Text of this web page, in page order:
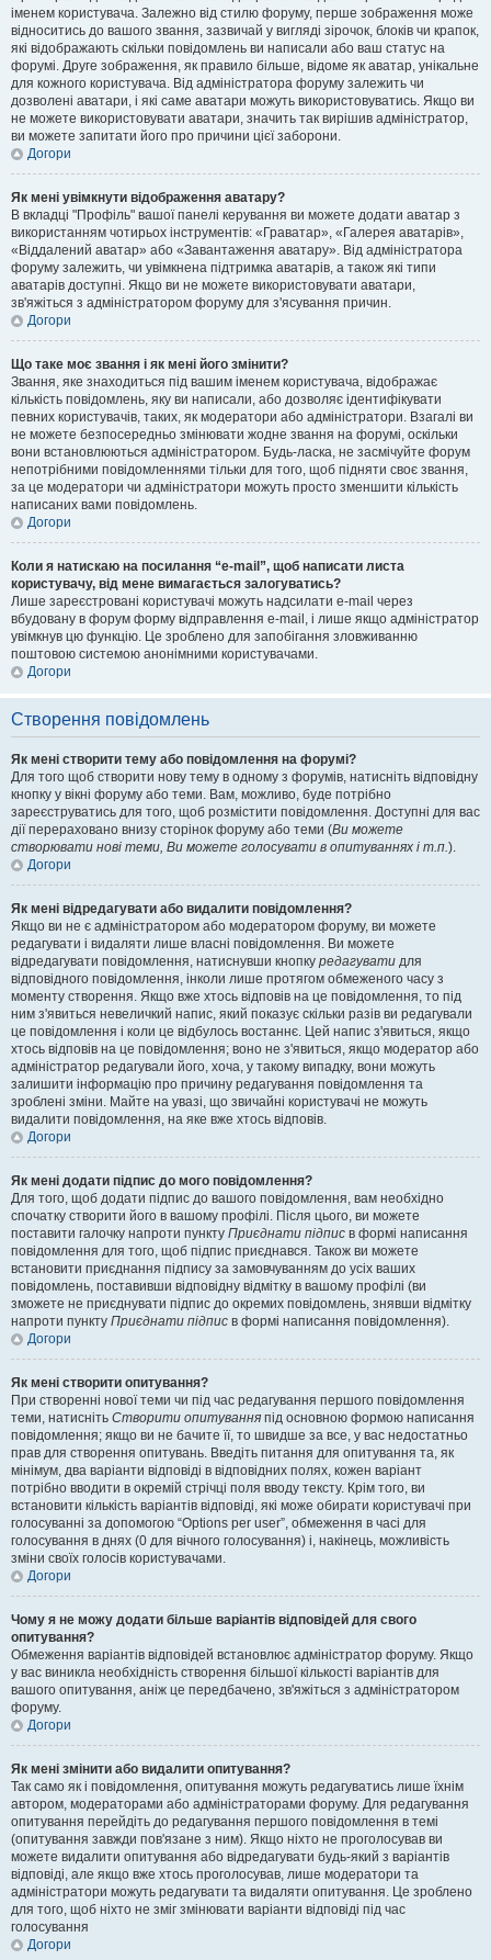
іменем користувача. Залежно від стилю форуму, перше зображення може
відноситись до вашого звання, зазвичай у вигляді зірочок, блоків чи крапок,
які відображають скільки повідомлень ви написали або ваш статус на
форумі. Друге зображення, як правило більше, відоме як аватар, унікальне
для кожного користувача. Від адміністратора форуму залежить чи
дозволені аватари, і які саме аватари можуть використовуватись. Якщо ви
не можете використовувати аватари, значить так вирішив адміністратор,
ви можете запитати його про причини цієї заборони.
Догори
Як мені увімкнути відображення аватару?
В вкладці "Профіль" вашої панелі керування ви можете додати аватар з
використанням чотирьох інструментів: «Граватар», «Галерея аватарів»,
«Віддалений аватар» або «Завантаження аватару». Від адміністратора
форуму залежить, чи увімкнена підтримка аватарів, а також які типи
аватарів доступні. Якщо ви не можете використовувати аватари,
зв'яжіться з адміністратором форуму для з'ясування причин.
Догори
Що таке моє звання і як мені його змінити?
Звання, яке знаходиться під вашим іменем користувача, відображає
кількість повідомлень, яку ви написали, або дозволяє ідентифікувати
певних користувачів, таких, як модератори або адміністратори. Взагалі ви
не можете безпосередньо змінювати жодне звання на форумі, оскільки
вони встановлюються адміністратором. Будь-ласка, не засмічуйте форум
непотрібними повідомленнями тільки для того, щоб підняти своє звання,
за це модератори чи адміністратори можуть просто зменшити кількість
написаних вами повідомлень.
Догори
Коли я натискаю на посилання “e-mail”, щоб написати листа
користувачу, від мене вимагається залогуватись?
Лише зареєстровані користувачі можуть надсилати e-mail через
вбудовану в форум форму відправлення e-mail, і лише якщо адміністратор
увімкнув цю функцію. Це зроблено для запобігання зловживанню
поштовою системою анонімними користувачами.
Догори
Створення повідомлень
Як мені створити тему або повідомлення на форумі?
Для того щоб створити нову тему в одному з форумів, натисніть відповідну
кнопку у вікні форуму або теми. Вам, можливо, буде потрібно
зареєструватись для того, щоб розмістити повідомлення. Доступні для вас
дії перераховано внизу сторінок форуму або теми (Ви можете
створювати нові теми, Ви можете голосувати в опитуваннях і т.п.).
Догори
Як мені відредагувати або видалити повідомлення?
Якщо ви не є адміністратором або модератором форуму, ви можете
редагувати і видаляти лише власні повідомлення. Ви можете
відредагувати повідомлення, натиснувши кнопку редагувати для
відповідного повідомлення, інколи лише протягом обмеженого часу з
моменту створення. Якщо вже хтось відповів на це повідомлення, то під
ним з'явиться невеличкий напис, який показує скільки разів ви редагували
це повідомлення і коли це відбулось востаннє. Цей напис з'явиться, якщо
хтось відповів на це повідомлення; воно не з'явиться, якщо модератор або
адміністратор редагували його, хоча, у такому випадку, вони можуть
залишити інформацію про причину редагування повідомлення та
зроблені зміни. Майте на увазі, що звичайні користувачі не можуть
видалити повідомлення, на яке вже хтось відповів.
Догори
Як мені додати підпис до мого повідомлення?
Для того, щоб додати підпис до вашого повідомлення, вам необхідно
спочатку створити його в вашому профілі. Після цього, ви можете
поставити галочку напроти пункту Приєднати підпис в формі написання
повідомлення для того, щоб підпис приєднався. Також ви можете
встановити приєднання підпису за замовчуванням до усіх ваших
повідомлень, поставивши відповідну відмітку в вашому профілі (ви
зможете не приєднувати підпис до окремих повідомлень, знявши відмітку
напроти пункту Приєднати підпис в формі написання повідомлення).
Догори
Як мені створити опитування?
При створенні нової теми чи під час редагування першого повідомлення
теми, натисніть Створити опитування під основною формою написання
повідомлення; якщо ви не бачите її, то швидше за все, у вас недостатньо
прав для створення опитувань. Введіть питання для опитування та, як
мінімум, два варіанти відповіді в відповідних полях, кожен варіант
потрібно вводити в окремій стрічці поля вводу тексту. Крім того, ви
встановити кількість варіантів відповіді, які може обирати користувачі при
голосуванні за допомогою “Options per user”, обмеження в часі для
голосування в днях (0 для вічного голосування) і, накінець, можливість
зміни своїх голосів користувачами.
Догори
Чому я не можу додати більше варіантів відповідей для свого
опитування?
Обмеження варіантів відповідей встановлює адміністратор форуму. Якщо
у вас виникла необхідність створення більшої кількості варіантів для
вашого опитування, аніж це передбачено, зв'яжіться з адміністратором
форуму.
Догори
Як мені змінити або видалити опитування?
Так само як і повідомлення, опитування можуть редагуватись лише їхнім
автором, модераторами або адміністраторами форуму. Для редагування
опитування перейдіть до редагування першого повідомлення в темі
(опитування завжди пов'язане з ним). Якщо ніхто не проголосував ви
можете видалити опитування або відредагувати будь-який з варіантів
відповіді, але якщо вже хтось проголосував, лише модератори та
адміністратори можуть редагувати та видаляти опитування. Це зроблено
для того, щоб ніхто не зміг змінювати варіанти відповіді під час
голосування
Догори